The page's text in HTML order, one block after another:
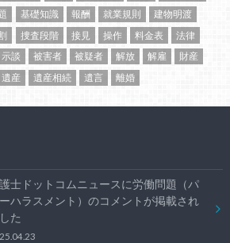
基礎知識 報酬 就業規則
建物明渡
捜査段階 接見 操作 料金表
法律
示談 被害者 被疑者 解放 解雇
財産
遺産 遺産相続 遺言 離婚
士ドットコムニュースに労働問題（パ
ハラスメント）のコメントが掲載され
た